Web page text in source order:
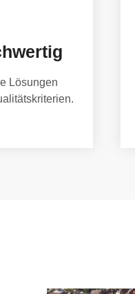
Lösungen